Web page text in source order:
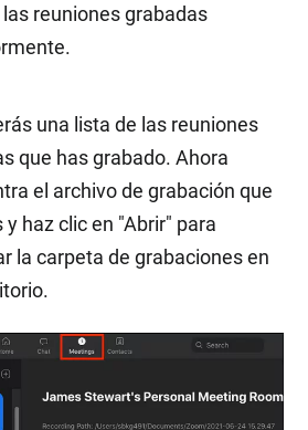
reuniones grabadas
una lista de las reuniones
que has grabado. Ahora
el archivo de grabación que
y haz clic en "Abrir" para
la carpeta de grabaciones en